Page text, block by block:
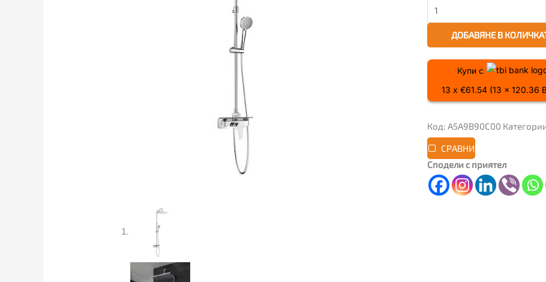
ДОБАВЯНЕ В
Купи с
13 x €61.54 (13 x 120.36
Код: A5A9B90C00
СРАВНИ
Сподели с приятел